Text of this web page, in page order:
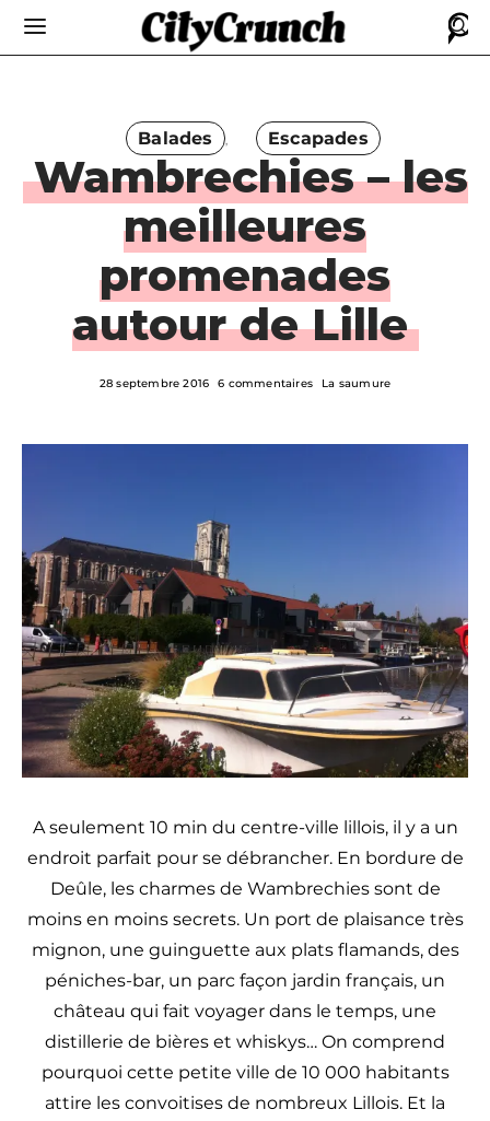
Balades Escapades
Wambrechies – les
meilleures
promenades
autour de Lille
28 septembre 2016 6 commentaires La saumure
A seulement 10 min du centre-ville lillois, il y a un
endroit parfait pour se débrancher. En bordure de
Deûle, les charmes de Wambrechies sont de
moins en moins secrets. Un port de plaisance très
mignon, une guinguette aux plats flamands, des
péniches-bar, un parc façon jardin français, un
château qui fait voyager dans le temps, une
distillerie de bières et whiskys… On comprend
pourquoi cette petite ville de 10 000 habitants
attire les convoitises de nombreux Lillois. Et la